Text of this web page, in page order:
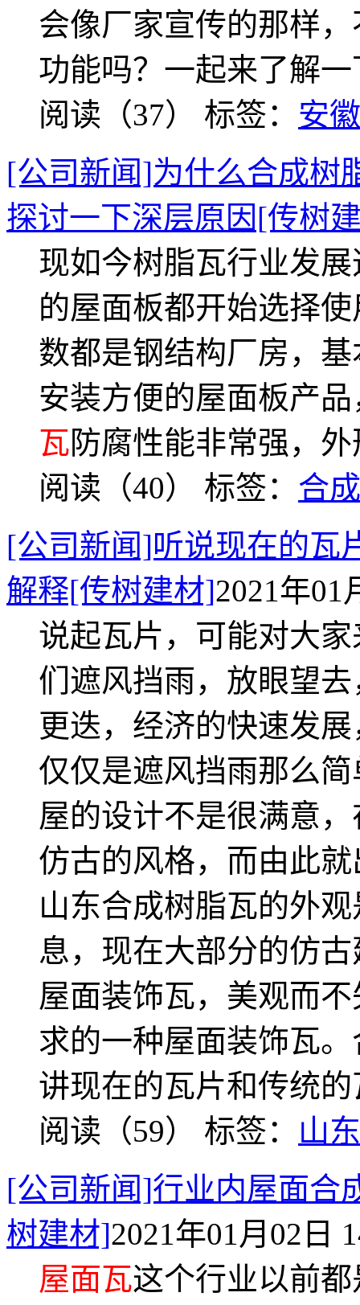
会像厂家宣传的那样
功能吗？一起来了解
阅读（37） 标签： 安
[公司新闻]为什么合成树
探讨一下深层原因[传树
现如今树脂瓦行业发
的屋面板都开始选择
数都是钢结构厂房，
安装方便的屋面板产
瓦防腐性能非常强，
阅读（40） 标签： 合
[公司新闻]听说现在的瓦
解释[传树建材]2021年01
说起瓦片，可能对大
们遮风挡雨，放眼望
更迭，经济的快速发
仅仅是遮风挡雨那么
屋的设计不是很满意
仿古的风格，而由此
山东合成树脂瓦的外
息，现在大部分的仿
屋面装饰瓦，美观而
求的一种屋面装饰瓦
讲现在的瓦片和传统
阅读（59） 标签： 山
[公司新闻]行业内屋面合
树建材]2021年01月02日
屋面瓦这个行业以前